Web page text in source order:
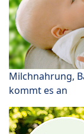
Milchnahrung,
kommt es an